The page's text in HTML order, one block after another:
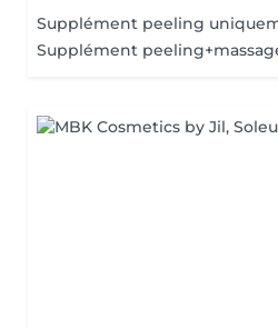
Supplément peeling
Supplément